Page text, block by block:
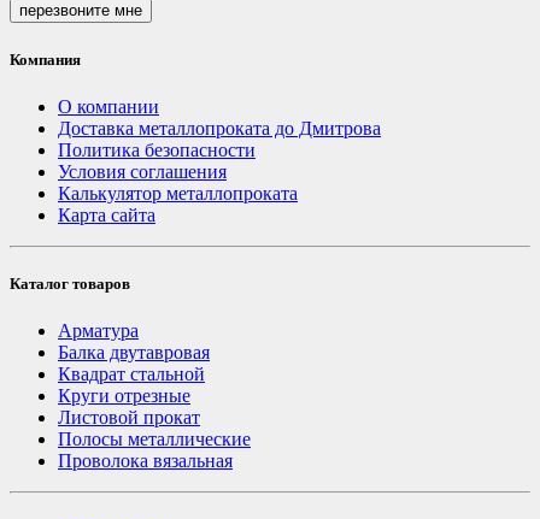
перезвоните мне
Компания
О компании
Доставка металлопроката до Дмитрова
Политика безопасности
Условия соглашения
Калькулятор металлопроката
Карта сайта
Каталог товаров
Арматура
Балка двутавровая
Квадрат стальной
Круги отрезные
Листовой прокат
Полосы металлические
Проволока вязальная